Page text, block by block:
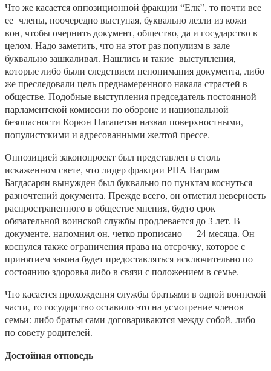
Что же касается оппозиционной фракции “Елк”, то почти все
ее члены, поочередно выступая, буквально лезли из кожи
вон, чтобы очернить документ, общество, да и государство в
целом. Надо заметить, что на этот раз популизм в зале
буквально зашкаливал. Нашлись и такие выступления,
которые либо были следствием непонимания документа, либо
же преследовали цель преднамеренного накала страстей в
обществе. Подобные выступления председатель постоянной
парламентской комиссии по обороне и национальной
безопасности Корюн Нагапетян назвал поверхностными,
популистскими и адресованными желтой прессе.
Оппозицией законопроект был представлен в столь
искаженном свете, что лидер фракции РПА Ваграм
Багдасарян вынужден был буквально по пунктам коснуться
разночтений документа. Прежде всего, он отметил неверность
распространенного в обществе мнения, будто срок
обязательной воинской службы продлевается до 3 лет. В
документе, напомнил он, четко прописано — 24 месяца. Он
коснулся также ограничения права на отсрочку, которое с
принятием закона будет предоставляться исключительно по
состоянию здоровья либо в связи с положением в семье.
Что касается прохождения службы братьями в одной воинской
части, то государство оставило это на усмотрение членов
семьи: либо братья сами договариваются между собой, либо
по совету родителей.
Достойная отповедь